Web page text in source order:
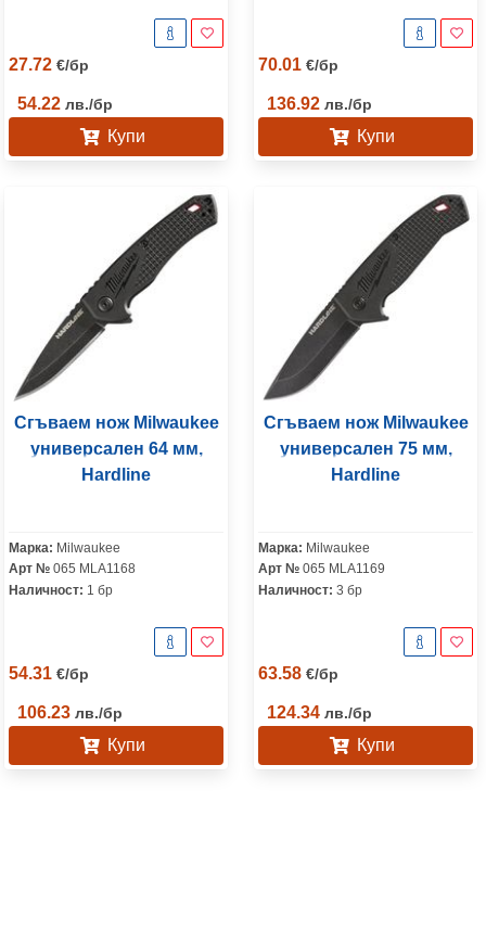
27.72 €/бр
54.22 лв./бр
Купи
70.01 €/бр
136.92 лв./бр
Купи
Сгъваем нож Milwaukee
универсален 64 мм,
Hardline
Марка: Milwaukee
Арт № 065 MLA1168
Наличност: 1 бр
54.31 €/бр
106.23 лв./бр
Купи
Сгъваем нож Milwaukee
универсален 75 мм,
Hardline
Марка: Milwaukee
Арт № 065 MLA1169
Наличност: 3 бр
63.58 €/бр
124.34 лв./бр
Купи